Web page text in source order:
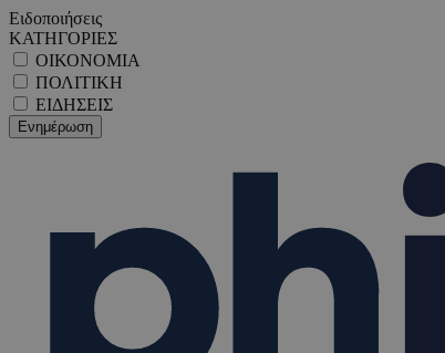
Ειδοποιήσεις
ΚΑΤΗΓΟΡΙΕΣ
ΟΙΚΟΝΟΜΙΑ
ΠΟΛΙΤΙΚΗ
ΕΙΔΗΣΕΙΣ